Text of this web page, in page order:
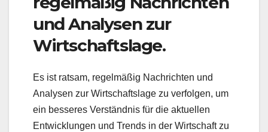
und Analysen zur
Wirtschaftslage.
Es ist ratsam, regelmäßig Nachrichten und
Analysen zur Wirtschaftslage zu verfolgen, um
ein besseres Verständnis für die aktuellen
Entwicklungen und Trends in der Wirtschaft zu